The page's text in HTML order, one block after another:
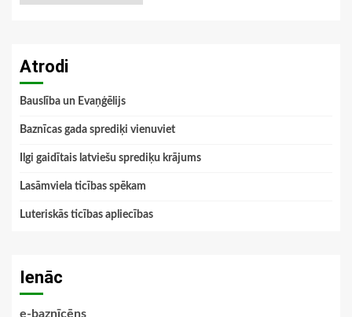
Atrodi
Bauslība un Evaņģēlijs
Baznīcas gada sprediķi vienuviet
Ilgi gaidītais latviešu sprediķu krājums
Lasāmviela ticības spēkam
Luteriskās ticības apliecības
Ienāc
e-baznīcēns